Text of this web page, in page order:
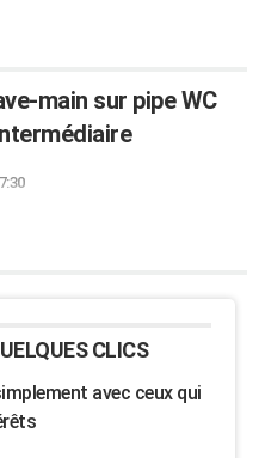
main sur pipe WC
CLICS
avec ceux qui